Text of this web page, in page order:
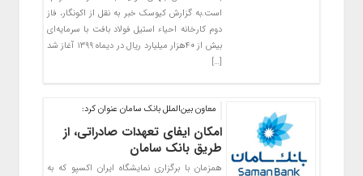
است.به گزارش کیوسک خبر به نقل از اکونگار، فاز
دوم کارخانه احیاء استیل فولاد بافت با سرمایه‌ای
بیش از ۴۰هزار میلیارد ریال در دیماه ۱۳۹۹ آغاز شد
[…]
معاون بین‌الملل بانک سامان عنوان کرد:
امکان ایفای تعهدات صادراتی، از
طریق بانک سامان
همزمان با برگزاری نمایشگاه ایران اکسپو که به